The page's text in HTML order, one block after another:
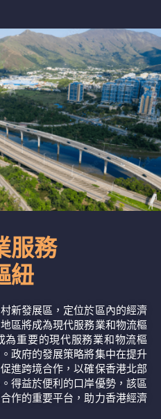
服務
紐
新發展區，定位於區內的經濟
區將成為現代服務業和物流樞
為重要的現代服務業和物流樞
政府的發展策略將集中在提升
進跨境合作，以確保香港北部
得益於便利的口岸優勢，該區
作的重要平台，助力香港經濟